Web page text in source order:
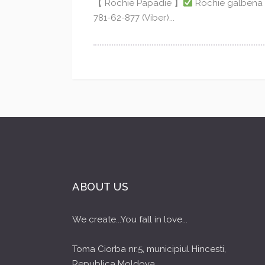
【 Rochie Papadie 】 Rochie galbena
781-62-877 (Viber)...
ABOUT US
We create...You fall in love...
Toma Ciorba nr.5, municipiul Hincesti,